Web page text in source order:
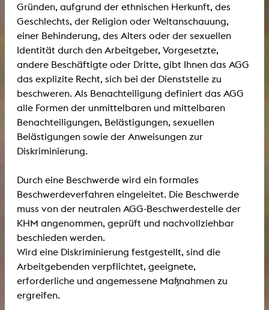
Gründen, aufgrund der ethnischen Herkunft, des
Geschlechts, der Religion oder Weltanschauung,
einer Behinderung, des Alters oder der sexuellen
Identität durch den Arbeitgeber, Vorgesetzte,
andere Beschäftigte oder Dritte, gibt Ihnen das AGG
das explizite Recht, sich bei der Dienststelle zu
beschweren. Als Benachteiligung definiert das AGG
alle Formen der unmittelbaren und mittelbaren
Benachteiligungen, Belästigungen, sexuellen
Belästigungen sowie der Anweisungen zur
Diskriminierung.
Durch eine Beschwerde wird ein formales
Beschwerdeverfahren eingeleitet. Die Beschwerde
muss von der neutralen AGG-Beschwerdestelle der
KHM angenommen, geprüft und nachvollziehbar
beschieden werden.
Wird eine Diskriminierung festgestellt, sind die
Arbeitgebenden verpflichtet, geeignete,
erforderliche und angemessene Maßnahmen zu
ergreifen.